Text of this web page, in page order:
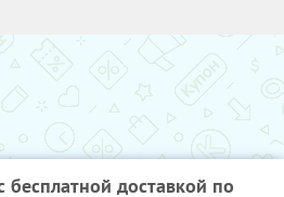
бесплатной доставкой по